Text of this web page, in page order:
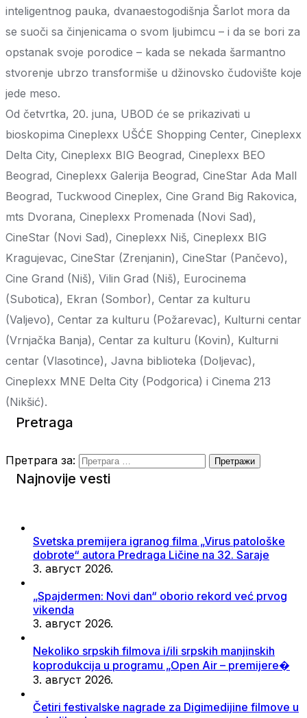
inteligentnog pauka, dvanaestogodišnja Šarlot mora da
se suoči sa činjenicama o svom ljubimcu – i da se bori za
opstanak svoje porodice – kada se nekada šarmantno
stvorenje ubrzo transformiše u džinovsko čudovište koje
jede meso.
Od četvrtka, 20. juna, UBOD će se prikazivati u
bioskopima Cineplexx UŠĆE Shopping Center, Cineplexx
Delta City, Cineplexx BIG Beograd, Cineplexx BEO
Beograd, Cineplexx Galerija Beograd, CineStar Ada Mall
Beograd, Tuckwood Cineplex, Cine Grand Big Rakovica,
mts Dvorana, Cineplexx Promenada (Novi Sad),
CineStar (Novi Sad), Cineplexx Niš, Cineplexx BIG
Kragujevac, CineStar (Zrenjanin), CineStar (Pančevo),
Cine Grand (Niš), Vilin Grad (Niš), Eurocinema
(Subotica), Ekran (Sombor), Centar za kulturu
(Valjevo), Centar za kulturu (Požarevac), Kulturni centar
(Vrnjačka Banja), Centar za kulturu (Kovin), Kulturni
centar (Vlasotince), Javna biblioteka (Doljevac),
Cineplexx MNE Delta City (Podgorica) i Cinema 213
(Nikšić).
Pretraga
Претрага за:
Najnovije vesti
Svetska premijera igranog filma „Virus patološke
dobrote“ autora Predraga Ličine na 32. Saraje
3. август 2026.
„Spajdermen: Novi dan“ oborio rekord već prvog
vikenda
3. август 2026.
Nekoliko srpskih filmova i/ili srpskih manjinskih
koprodukcija u programu „Open Air – premijere�
3. август 2026.
Četiri festivalske nagrade za Digimedijine filmove u